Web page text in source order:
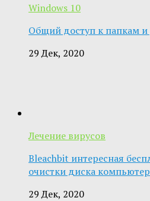
Windows 10
Общий доступ к папкам и
29 Дек, 2020
Лечение вирусов
Bleachbit интересная
очистки диска
29 Дек, 2020